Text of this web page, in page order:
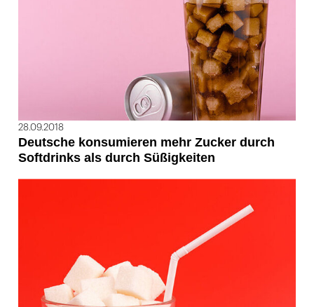
28.09.2018
Deutsche konsumieren mehr Zucker durch
Softdrinks als durch Süßigkeiten